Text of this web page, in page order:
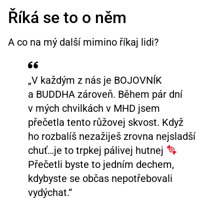
Říká se to o něm
A co na mý další mimino říkaj lidi?
„V každým z nás je BOJOVNÍK
a BUDDHA zároveň. Během pár dní
v mých chvilkách v MHD jsem
přečetla tento růžovej skvost. Když
ho rozbalíš nezažiješ zrovna nejsladší
chuť…je to trpkej pálivej hutnej
Přečetli byste to jedním dechem,
kdybyste se občas nepotřebovali
vydýchat.“